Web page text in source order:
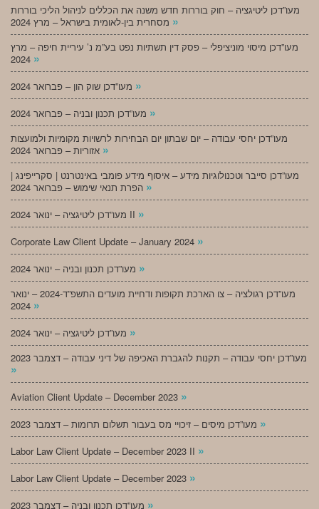
מעו”דכן ליטיגציה – חוק בוררות חדש משנה את הכללים לניהול הליכי בוררות
»
מעו”דכן מיסוי מוניציפלי – פסק דין תשתיות נפט בע”מ נ’ עיריית חיפה – מרץ
»
»
»
מעו”דכן יחסי עבודה – יום שבתון יום הבחירות לרשויות מקומיות ולמועצות
»
מעו”דכן סייבר וטכנולוגיות מידע – איסוף מידע פומבי באינטרנט | סקרייפינג |
»
מעו”דכן ליטיגציה – ינואר 2024 II »
Corporate Law Client Update – January 2024 »
»
מעו”דכן רגולציה – צו הארכת תקופות ודחיית מועדים התשפ”ד-2024 – ינואר
»
»
מעו”דכן יחסי עבודה – תקנות להגברת האכיפה של דיני עבודה – דצמבר 2023
»
Aviation Client Update – December 2023 »
»
Labor Law Client Update – December 2023 II »
Labor Law Client Update – December 2023 »
»